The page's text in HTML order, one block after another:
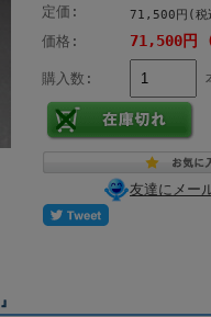
定価: 71,500円(税
価格: 71,500円
購入数:
友達にメー
』